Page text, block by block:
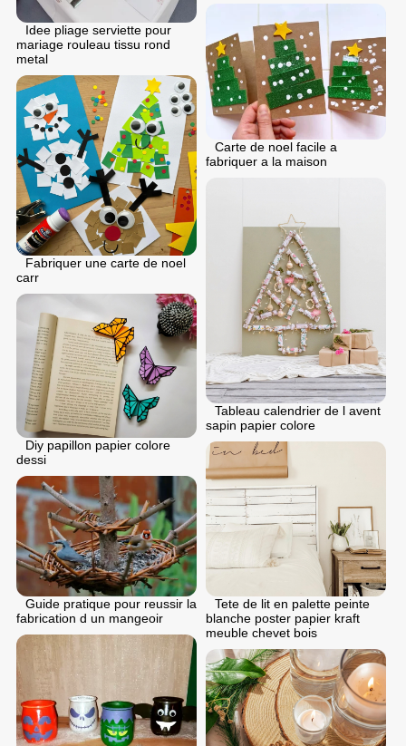
Idee pliage serviette pour
mariage rouleau tissu rond
metal
Carte de noel facile a
fabriquer a la maison
Fabriquer une carte de noel
carr
Tableau calendrier de l avent
sapin papier colore
Diy papillon papier colore
dessi
Tete de lit en palette peinte
blanche poster papier kraft
meuble chevet bois
Guide pratique pour reussir la
fabrication d un mangeoir